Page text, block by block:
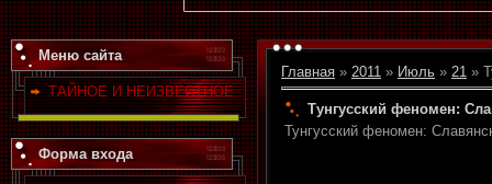
Меню сайта
ТАЙНОЕ И НЕИЗВЕСТНОЕ
Форма входа
Главная » 2011 » Июль » 21 »
Тунгусский феномен:
Тунгусский феномен: